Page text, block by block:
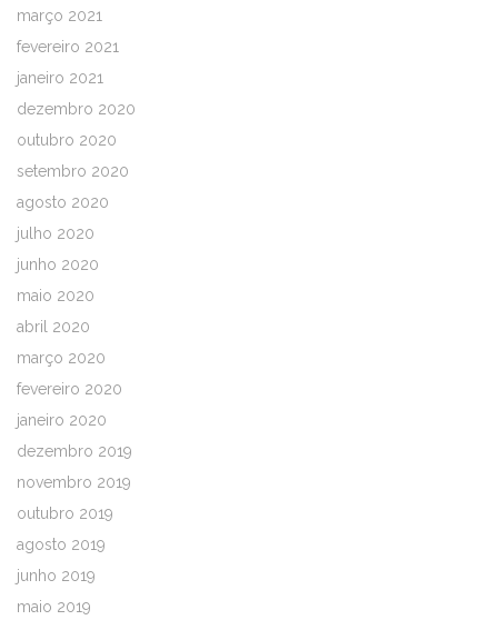
março 2021
fevereiro 2021
janeiro 2021
dezembro 2020
outubro 2020
setembro 2020
agosto 2020
julho 2020
junho 2020
maio 2020
abril 2020
março 2020
fevereiro 2020
janeiro 2020
dezembro 2019
novembro 2019
outubro 2019
agosto 2019
junho 2019
maio 2019